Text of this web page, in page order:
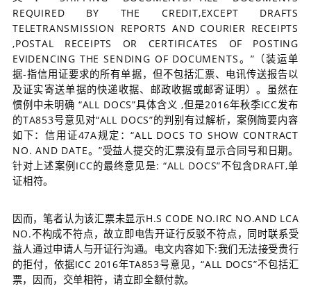
REQUIRED BY THE CREDIT,EXCEPT DRAFTS
TELETRANSMISSION REPORTS AND COURIER RECEIPTS
,POSTAL RECEIPTS OR CERTIFICATES OF POSTING
EVIDENCING THE SENDING OF DOCUMENTS。 ”（装运单
据-指信用证要求的所有单据，但不包括汇票、电讯传送报告以
及证实寄送单据的快递收据、邮政收据或邮寄证明）。
虽然在
惯例中未明确 “ALL DOCS”具体含义 ,但是2016年秋季ICC发布
的TA853号意见对“ALL DOCS”的判别有过解析，案例简要内容
如下：信用证47A规定：“ALL DOCS TO SHOW CONTRACT
NO. AND DATE。 ”受益人提交的汇票没有显示合同号和日期。
针对上述案例ICC的最终意见是: “ALL DOCS”不包含DRAFT,单
证相符。
因而，笔者认为该汇票未显示H.S CODE NO.IRC NO.AND LCA
NO.不构成不符点，故立即电告开证行反驳不符点，同时联系受
益人通过申请人与开证行沟通。 电文内容如下:我们无法接受贵行
的拒付，依据ICC 2016年TA853号意见，“ALL DOCS”不包括汇
票，因而，交单相符，请立即全额付款。